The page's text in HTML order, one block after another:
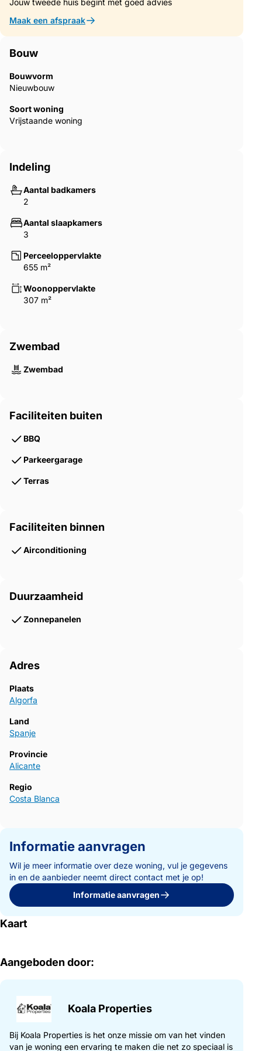
Jouw tweede huis begint met goed advies
Maak een afspraak
Bouw
Bouwvorm
Nieuwbouw
Soort woning
Vrijstaande woning
Indeling
Aantal badkamers
2
Aantal slaapkamers
3
Perceeloppervlakte
655 m²
Woonoppervlakte
307 m²
Zwembad
Zwembad
Faciliteiten buiten
BBQ
Parkeergarage
Terras
Faciliteiten binnen
Airconditioning
Duurzaamheid
Zonnepanelen
Adres
Plaats
Algorfa
Land
Spanje
Provincie
Alicante
Regio
Costa Blanca
Informatie aanvragen
Wil je meer informatie over deze woning, vul je gegevens
in en de aanbieder neemt direct contact met je op!
Informatie aanvragen
Kaart
Aangeboden door:
Koala Properties
Bij Koala Properties is het onze missie om van het vinden
van je woning een ervaring te maken die net zo speciaal is